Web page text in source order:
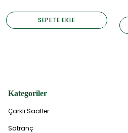
SEPETE EKLE
Kategoriler
Çarklı Saatler
Satranç